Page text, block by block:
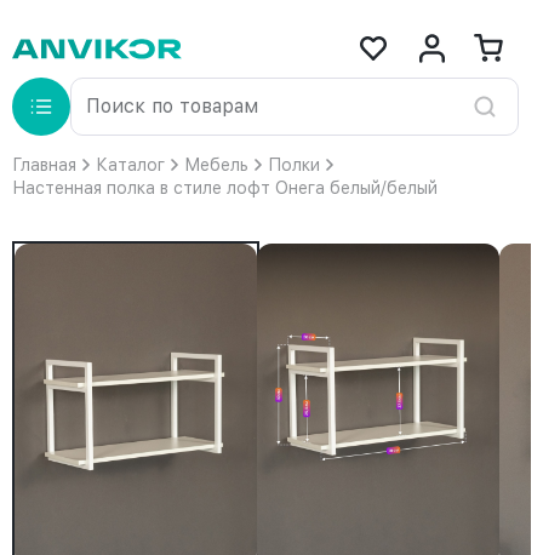
Главная Каталог Мебель
Полки
Настенная полка в стиле лофт Онега белый/белый